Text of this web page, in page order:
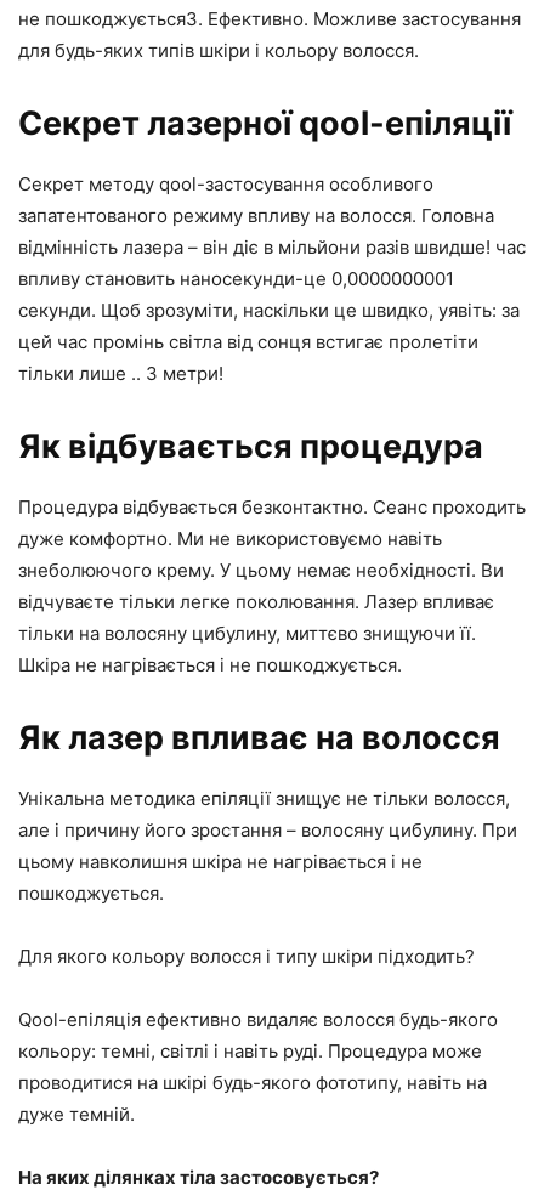
не пошкоджується3. Ефективно. Можливе застосування
для будь-яких типів шкіри і кольору волосся.
Секрет лазерної qool-епіляції
Секрет методу qool-застосування особливого
запатентованого режиму впливу на волосся. Головна
відмінність лазера – він діє в мільйони разів швидше! час
впливу становить наносекунди-це 0,0000000001
секунди. Щоб зрозуміти, наскільки це швидко, уявіть: за
цей час промінь світла від сонця встигає пролетіти
тільки лише .. 3 метри!
Як відбувається процедура
Процедура відбувається безконтактно. Сеанс проходить
дуже комфортно. Ми не використовуємо навіть
знеболюючого крему. У цьому немає необхідності. Ви
відчуваєте тільки легке поколювання. Лазер впливає
тільки на волосяну цибулину, миттєво знищуючи її.
Шкіра не нагрівається і не пошкоджується.
Як лазер впливає на волосся
Унікальна методика епіляції знищує не тільки волосся,
але і причину його зростання – волосяну цибулину. При
цьому навколишня шкіра не нагрівається і не
пошкоджується.
Для якого кольору волосся і типу шкіри підходить?
Qool-епіляція ефективно видаляє волосся будь-якого
кольору: темні, світлі і навіть руді. Процедура може
проводитися на шкірі будь-якого фототипу, навіть на
дуже темній.
На яких ділянках тіла застосовується?